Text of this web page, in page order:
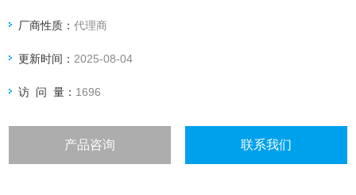
厂商性质：代理商
更新时间： 2025-08-04
访 问 量： 1696
产品咨询 联系我们